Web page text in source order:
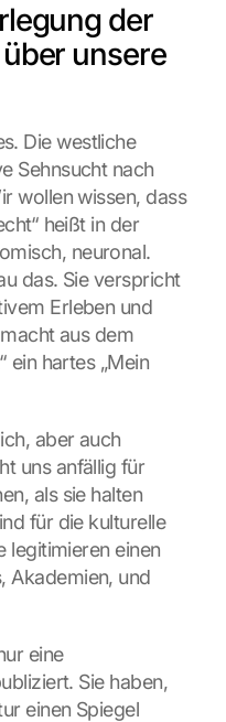
der
unsere
Die westliche
Sehnsucht nach
wollen wissen, dass
heißt in der
neuronal.
das. Sie verspricht
Erleben und
aus dem
ein hartes „Mein
aber auch
uns anfällig für
als sie halten
für die kulturelle
legitimieren einen
Akademien, und
eine
Sie haben,
einen Spiegel